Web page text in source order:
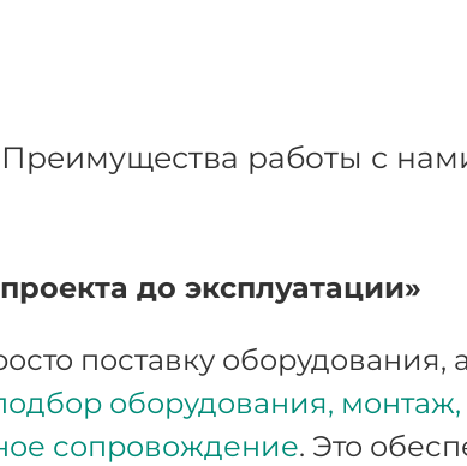
Преимущества работы с
до эксплуатации»
поставку оборудования,
оборудования,
сопровождение. Это